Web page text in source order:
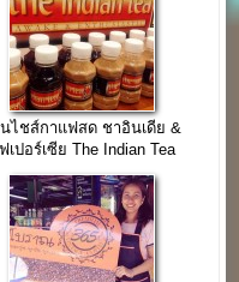
ไชส์กาแฟสด ชาอินเดีย &
เปอร์เซีย The Indian Tea